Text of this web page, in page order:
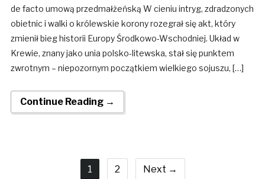
de facto umową przedmałżeńską W cieniu intryg, zdradzonych
obietnic i walki o królewskie korony rozegrał się akt, który
zmienił bieg historii Europy Środkowo-Wschodniej. Układ w
Krewie, znany jako unia polsko-litewska, stał się punktem
zwrotnym – niepozornym początkiem wielkiego sojuszu, […]
Continue Reading →
1 2 Next →